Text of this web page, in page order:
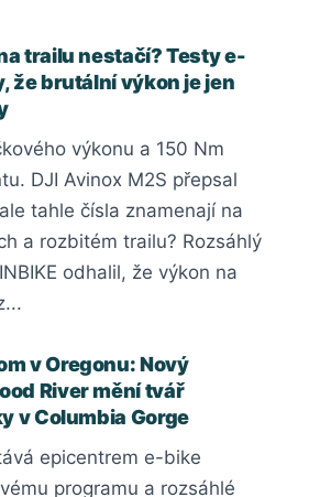
trailu nestačí? Testy e-
že brutální výkon je jen
výkonu a 150 Nm
DJI Avinox M2S přepsal
tahle čísla znamenají na
a rozbitém trailu? Rozsáhlý
odhalil, že výkon na
v Oregonu: Nový
River mění tvář
v Columbia Gorge
epicentrem e-bike
programu a rozsáhlé